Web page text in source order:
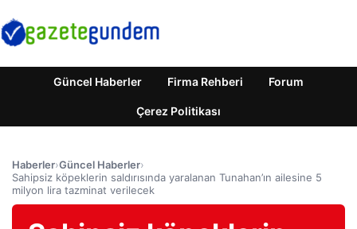
Güncel Haberler Firma Rehberi Forum
Çerez Politikası
Haberler›Güncel Haberler›
Sahipsiz köpeklerin saldırısında yaralanan Tunahan’ın ailesine 5
milyon lira tazminat verilecek